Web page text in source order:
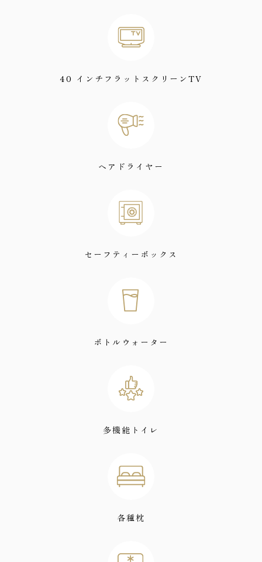
40 インチフラットスクリーンTV
ヘアドライヤー
セーフティーボックス
ボトルウォーター
多機能トイレ
各種枕